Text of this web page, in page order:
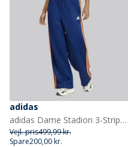
adidas
adidas Dame Stadion 3-Stripes Træningsbukser Dark Blue/Pure Orange/Off White
Vejl. pris499,99 kr.
Spare200,00 kr.